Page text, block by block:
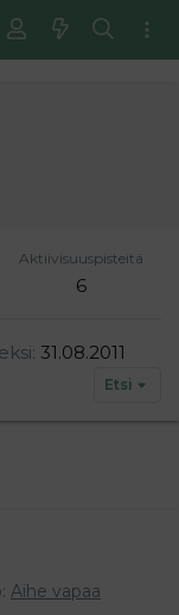
Aktiivisuuspisteitä
6
31.08.2011
Etsi
Aihe vapaa